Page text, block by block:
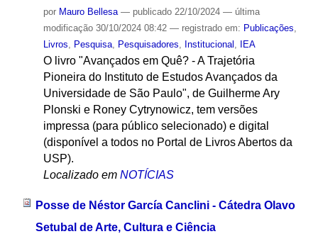
por Mauro Bellesa — publicado22/10/2024 — última
modificação30/10/2024 08:42 — registrado em: Publicações
Livros
Pesquisa, Pesquisadores Institucional IEA
O livro "Avançados em Quê? - A Trajetória
Pioneira do Instituto de Estudos Avançados da
Universidade de São Paulo", de Guilherme Ary
Plonski e Roney Cytrynowicz, tem versões
impressa (para público selecionado) e digital
(disponível a todos no Portal de Livros Abertos da
USP).
Localizado em NOTÍCIAS
Posse de Néstor García Canclini - Cátedra Olavo
Setubal de Arte, Cultura e Ciência